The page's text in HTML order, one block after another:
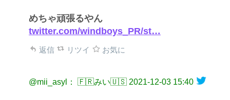
めちゃ頑張るやん
twitter.com/windboys_PR/st…
返信 リツイ お気に
@mii_asyl： 🇫🇷みい🇺🇸 2021-12-03 15:40